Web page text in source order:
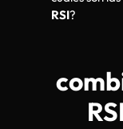
RSI?